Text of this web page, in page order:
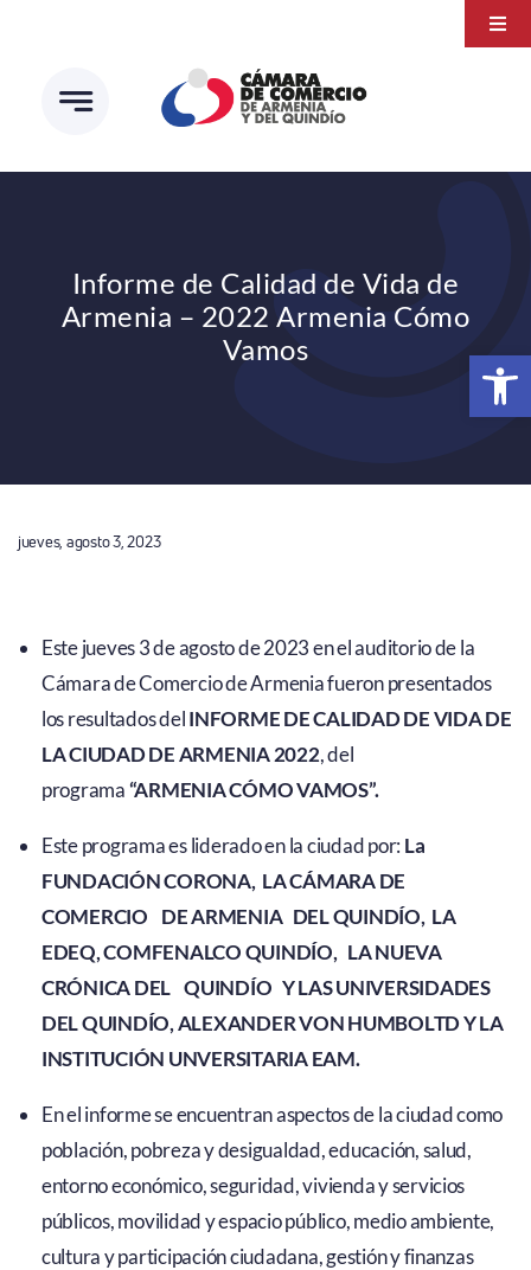
Abrir
contenido
Informe de Calidad de Vida de
Armenia – 2022 Armenia Cómo
Vamos
jueves, agosto 3, 2023
Este jueves 3 de agosto de 2023 en el auditorio de la
Cámara de Comercio de Armenia fueron presentados
los resultados delINFORME DE CALIDAD DE VIDA DE
LA CIUDAD DE ARMENIA 2022, del
programa“ARMENIA CÓMO VAMOS”.
Este programa es liderado en la ciudad por: La
FUNDACIÓN CORONA, LA CÁMARA DE
COMERCIO DE ARMENIA DEL QUINDÍO, LA
EDEQ, COMFENALCO QUINDÍO, LA NUEVA
CRÓNICA DEL QUINDÍO Y LAS UNIVERSIDADES
DEL QUINDÍO, ALEXANDER VON HUMBOLTD Y LA
INSTITUCIÓN UNVERSITARIA EAM.
En el informe se encuentran aspectos de la ciudad como
población, pobreza y desigualdad, educación, salud,
entorno económico, seguridad, vivienda y servicios
públicos, movilidad y espacio público, medio ambiente,
cultura y participación ciudadana, gestión y finanzas